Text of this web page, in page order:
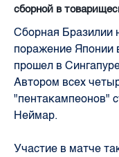
сборной в
Сборная Бразилии
поражение Японии
прошел в
Автором всех
"пентакампеонов"
Неймар.
Участие в матче